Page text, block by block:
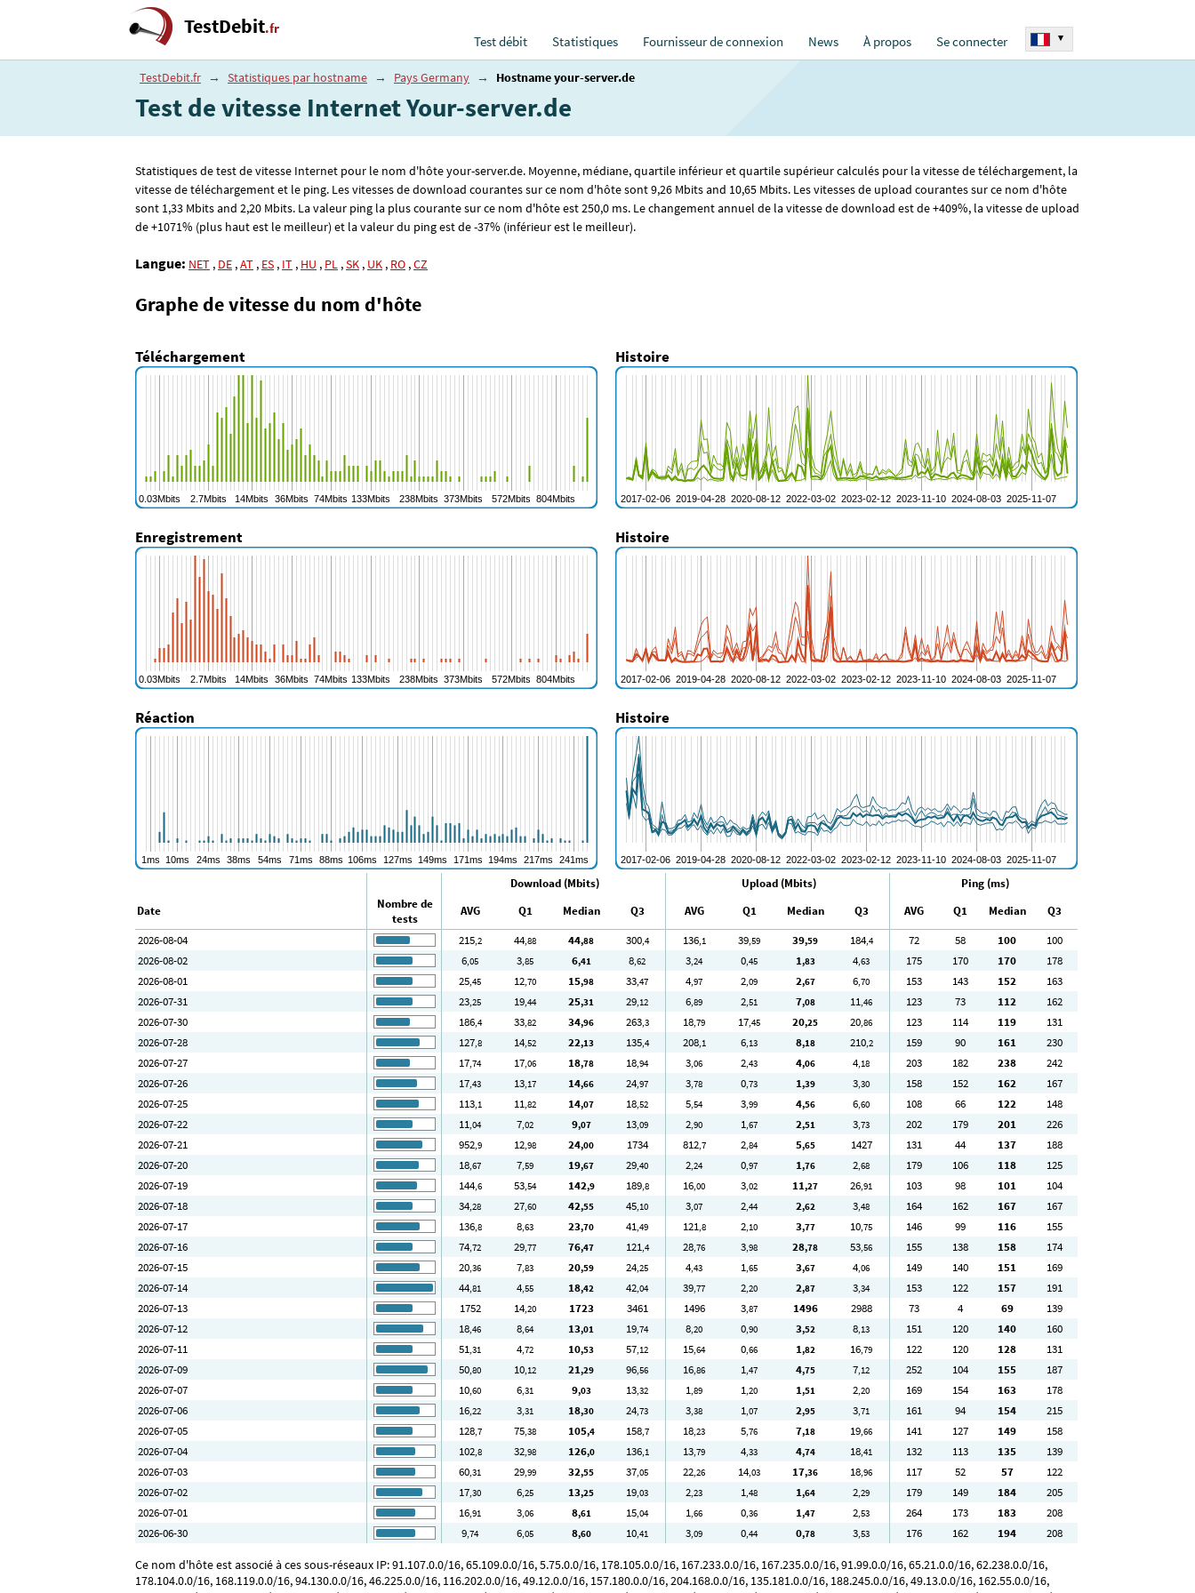
TestDebit.fr
Test débit Statistiques Fournisseur de connexion News À propos Se connecter ▾
TestDebit.fr → Statistiques par hostname → Pays Germany → Hostname your-server.de
Test de vitesse Internet Your-server.de
Statistiques de test de vitesse Internet pour le nom d'hôte your-server.de. Moyenne, médiane, quartile inférieur et quartile supérieur calculés pour la vitesse de téléchargement, la
vitesse de téléchargement et le ping. Les vitesses de download courantes sur ce nom d'hôte sont 9,26 Mbits and 10,65 Mbits. Les vitesses de upload courantes sur ce nom d'hôte
sont 1,33 Mbits and 2,20 Mbits. La valeur ping la plus courante sur ce nom d'hôte est 250,0 ms. Le changement annuel de la vitesse de download est de +409%, la vitesse de upload
de +1071% (plus haut est le meilleur) et la valeur du ping est de -37% (inférieur est le meilleur).
Langue: NET , DE ,AT , ES , IT , HU , PL ,SK , UK , RO ,CZ
Graphe de vitesse du nom d'hôte
Téléchargement Histoire
Enregistrement Histoire
Réaction Histoire
Download (Mbits) Upload (Mbits)
Ping (ms)
Date
Nombre de
tests
AVG Q1 Median Q3 AVG Q1 Median Q3 AVG Q1 Median
Q3
2026-08-04
215,2 44,88 44,88 300,4 136,1 39,59 39,59 184,4 72 58 100
100
2026-08-02
6,05 3,85 6,41 8,62 3,24 0,45 1,83 4,63 175 170 170
178
2026-08-01
25,45 12,70 15,98 33,47 4,97 2,09 2,67 6,70 153 143 152
163
2026-07-31
23,25 19,44 25,31 29,12 6,89 2,51 7,08 11,46 123 73 112
162
2026-07-30
186,4 33,82 34,96 263,3 18,79 17,45 20,25 20,86 123 114 119
131
2026-07-28
127,8 14,52 22,13 135,4 208,1 6,13 8,18 210,2 159 90 161
230
2026-07-27
17,74 17,06 18,78 18,94 3,06 2,43 4,06 4,18 203 182 238
242
2026-07-26
17,43 13,17 14,66 24,97 3,78 0,73 1,39 3,30 158 152 162
167
2026-07-25
113,1 11,82 14,07 18,52 5,54 3,99 4,56 6,60 108 66 122
148
2026-07-22
11,04 7,02 9,07 13,09 2,90 1,67 2,51 3,73 202 179 201
226
2026-07-21
952,9 12,98 24,00 1734 812,7 2,84 5,65 1427 131 44 137
188
2026-07-20
18,67 7,59 19,67 29,40 2,24 0,97 1,76 2,68 179 106 118
125
2026-07-19
144,6 53,54 142,9 189,8 16,00 3,02 11,27 26,91 103 98 101
104
2026-07-18
34,28 27,60 42,55 45,10 3,07 2,44 2,62 3,48 164 162 167
167
2026-07-17
136,8 8,63 23,70 41,49 121,8 2,10 3,77 10,75 146 99 116
155
2026-07-16
74,72 29,77 76,47 121,4 28,76 3,98 28,78 53,56 155 138 158
174
2026-07-15
20,36 7,83 20,59 24,25 4,43 1,65 3,67 4,06 149 140 151
169
2026-07-14
44,81 4,55 18,42 42,04 39,77 2,20 2,87 3,34 153 122 157
191
2026-07-13
1752 14,20 1723 3461 1496 3,87 1496 2988 73 4 69
139
2026-07-12
18,46 8,64 13,01 19,74 8,20 0,90 3,52 8,13 151 120 140
160
2026-07-11
51,31 4,72 10,53 57,12 15,64 0,66 1,82 16,79 122 120 128
131
2026-07-09
50,80 10,12 21,29 96,56 16,86 1,47 4,75 7,12 252 104 155
187
2026-07-07
10,60 6,31 9,03 13,32 1,89 1,20 1,51 2,20 169 154 163
178
2026-07-06
16,22 3,31 18,30 24,73 3,38 1,07 2,95 3,71 161 94 154
215
2026-07-05
128,7 75,38 105,4 158,7 18,23 5,76 7,18 19,66 141 127 149
158
2026-07-04
102,8 32,98 126,0 136,1 13,79 4,33 4,74 18,41 132 113 135
139
2026-07-03
60,31 29,99 32,55 37,05 22,26 14,03 17,36 18,96 117 52 57
122
2026-07-02
17,30 6,25 13,25 19,03 2,23 1,48 1,64 2,29 179 149 184
205
2026-07-01
16,91 3,06 8,61 15,04 1,66 0,36 1,47 2,53 264 173 183
208
2026-06-30
9,74 6,05 8,60 10,41 3,09 0,44 0,78 3,53 176 162 194 208
Ce nom d'hôte est associé à ces sous-réseaux IP: 91.107.0.0/16, 65.109.0.0/16, 5.75.0.0/16, 178.105.0.0/16, 167.233.0.0/16, 167.235.0.0/16, 91.99.0.0/16, 65.21.0.0/16, 62.238.0.0/16,
178.104.0.0/16, 168.119.0.0/16, 94.130.0.0/16, 46.225.0.0/16, 116.202.0.0/16, 49.12.0.0/16, 157.180.0.0/16, 204.168.0.0/16, 135.181.0.0/16, 188.245.0.0/16, 49.13.0.0/16, 162.55.0.0/16,